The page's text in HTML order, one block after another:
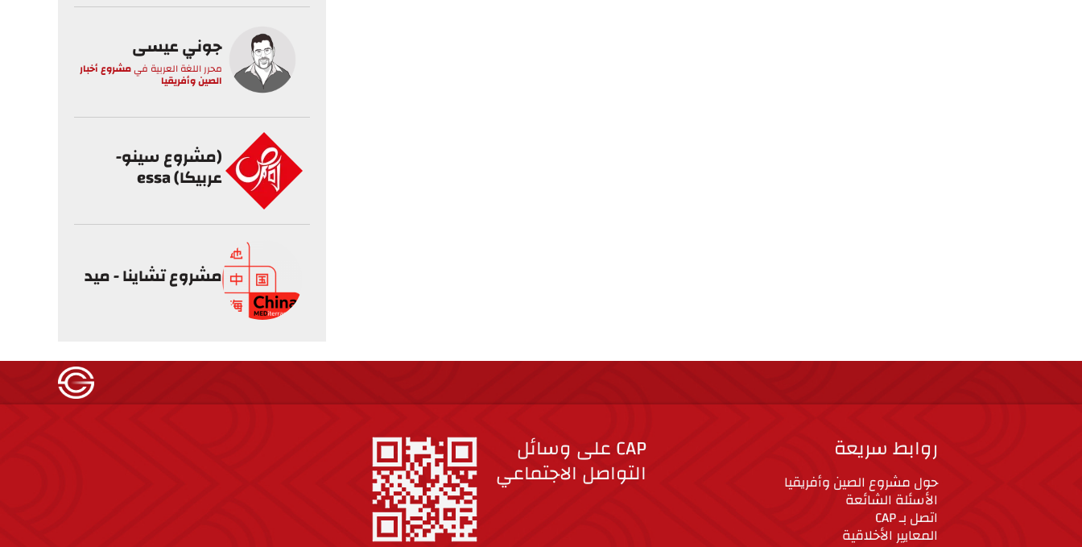
جوني عيسى
محرر اللغة العربية فيمشروع أخبار
الصين وأفريقيا
(مشروع سينو-
عربيكا) essa
مشروع تشاينا - ميد
روابط سريعة
حول مشروع الصين وأفريقيا
الأسئلة الشائعة
اتصل بـ CAP
المعايير الأخلاقية
CAP على وسائل
التواصل الاجتماعي